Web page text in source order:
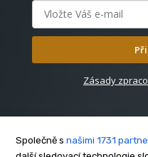
Zásady
Společně s našimi 1731